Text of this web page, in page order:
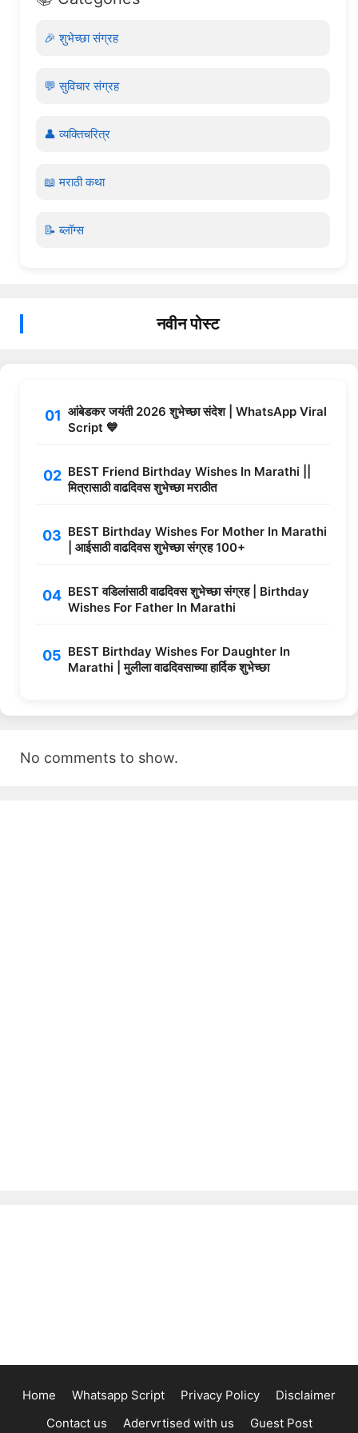
🎉 शुभेच्छा संग्रह
💬 सुविचार संग्रह
👤 व्यक्तिचरित्र
📖 मराठी कथा
📝 ब्लॉग्स
नवीन पोस्ट
आंबेडकर जयंती 2026 शुभेच्छा संदेश | WhatsApp Viral
Script 💙
BEST Friend Birthday Wishes In Marathi ||
मित्रासाठी वाढदिवस शुभेच्छा मराठीत
BEST Birthday Wishes For Mother In Marathi
| आईसाठी वाढदिवस शुभेच्छा संग्रह 100+
BEST वडिलांसाठी वाढदिवस शुभेच्छा संग्रह | Birthday
Wishes For Father In Marathi
BEST Birthday Wishes For Daughter In
Marathi | मुलीला वाढदिवसाच्या हार्दिक शुभेच्छा
No comments to show.
Home Whatsapp Script Privacy Policy
Disclaimer
Contact us
Adervrtised with us Guest Post